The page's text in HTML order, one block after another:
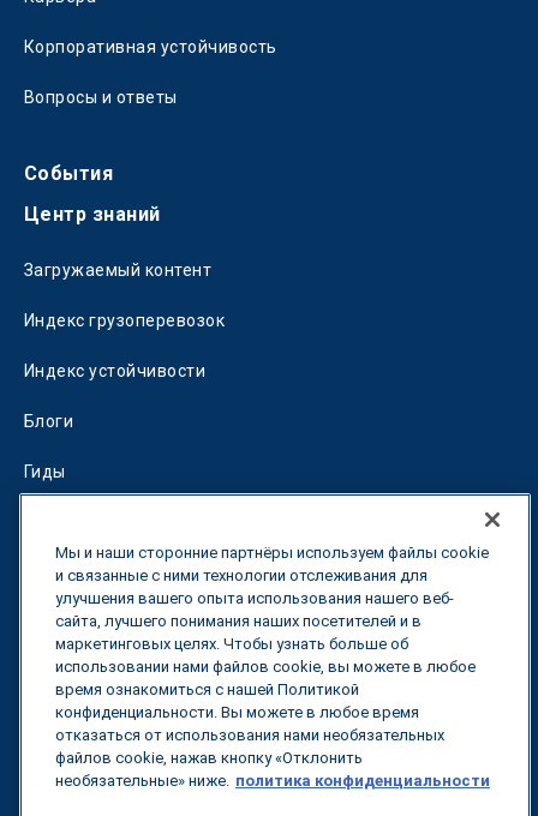
Корпоративная устойчивость
Вопросы и ответы
События
Центр знаний
Загружаемый контент
Индекс грузоперевозок
Индекс устойчивости
Блоги
Гиды
Калькулятор оптимизации перевозок
Тарифный трекер
Свяжитесь с нами
Мы и наши сторонние партнёры используем файлы cookie
и связанные с ними технологии отслеживания для
улучшения вашего опыта использования нашего веб-
сайта, лучшего понимания наших посетителей и в
маркетинговых целях. Чтобы узнать больше об
использовании нами файлов cookie, вы можете в любое
время ознакомиться с нашей Политикой
конфиденциальности. Вы можете в любое время
отказаться от использования нами необязательных
файлов cookie, нажав кнопку «Отклонить
необязательные» ниже. политика конфиденциальности